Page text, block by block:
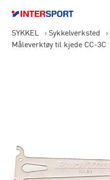
SYKKEL Sykkelverksted
Måleverktøy til kjede CC-3C